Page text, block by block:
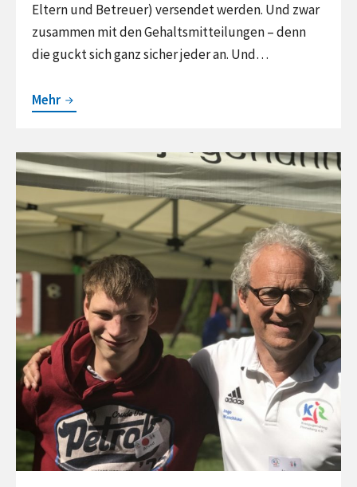
Eltern und Betreuer) versendet werden. Und zwar
zusammen mit den Gehaltsmitteilungen – denn
die guckt sich ganz sicher jeder an. Und…
Mehr Wichtig:
Gesundheit
Continue
reading
Arved
kickert
inklusiv